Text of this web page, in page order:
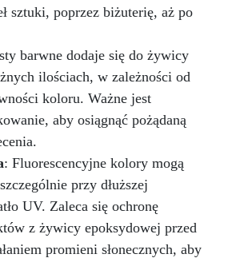
sztuki, poprzez biżuterię, aż po
barwne dodaje się do żywicy
ilościach, w zależności od
koloru. Ważne jest
aby osiągnąć pożądaną
: Fluorescencyjne kolory mogą
przy dłuższej
UV. Zaleca się ochronę
z żywicy epoksydowej przed
promieni słonecznych, aby